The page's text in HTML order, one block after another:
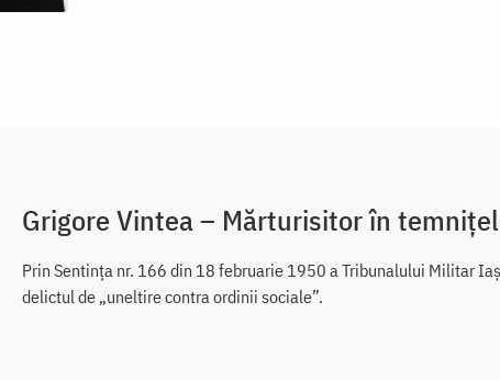
Grigore Vintea – Mărturisitor în
Prin Sentința nr. 166 din 18 februarie 1950 a Tribunalului Militar
delictul de „uneltire contra ordinii sociale”.